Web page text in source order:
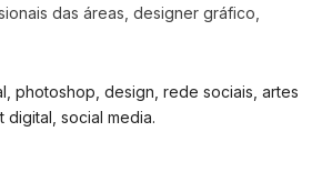
das áreas, designer gráfico,
photoshop, design, rede sociais, artes
social media.